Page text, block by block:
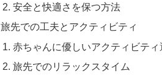
安全と快適さを保つ方法
旅先での工夫とアクティビティ
赤ちゃんに優しいアクティビティ
旅先でのリラックスタイム